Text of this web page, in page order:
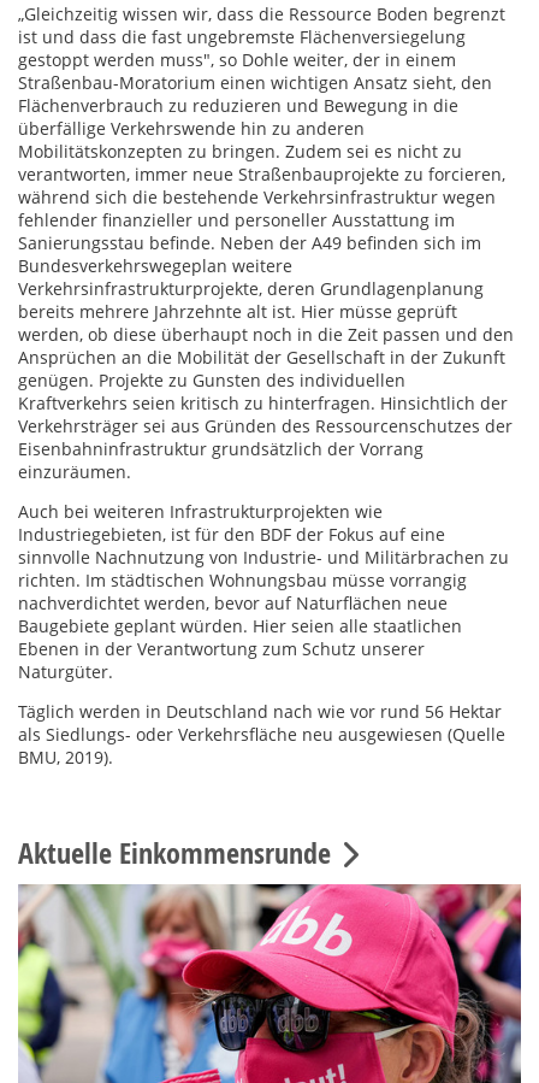
„Gleichzeitig wissen wir, dass die Ressource Boden begrenzt
ist und dass die fast ungebremste Flächenversiegelung
gestoppt werden muss", so Dohle weiter, der in einem
Straßenbau-Moratorium einen wichtigen Ansatz sieht, den
Flächenverbrauch zu reduzieren und Bewegung in die
überfällige Verkehrswende hin zu anderen
Mobilitätskonzepten zu bringen. Zudem sei es nicht zu
verantworten, immer neue Straßenbauprojekte zu forcieren,
während sich die bestehende Verkehrsinfrastruktur wegen
fehlender finanzieller und personeller Ausstattung im
Sanierungsstau befinde. Neben der A49 befinden sich im
Bundesverkehrswegeplan weitere
Verkehrsinfrastrukturprojekte, deren Grundlagenplanung
bereits mehrere Jahrzehnte alt ist. Hier müsse geprüft
werden, ob diese überhaupt noch in die Zeit passen und den
Ansprüchen an die Mobilität der Gesellschaft in der Zukunft
genügen. Projekte zu Gunsten des individuellen
Kraftverkehrs seien kritisch zu hinterfragen. Hinsichtlich der
Verkehrsträger sei aus Gründen des Ressourcenschutzes der
Eisenbahninfrastruktur grundsätzlich der Vorrang
einzuräumen.
Auch bei weiteren Infrastrukturprojekten wie
Industriegebieten, ist für den BDF der Fokus auf eine
sinnvolle Nachnutzung von Industrie- und Militärbrachen zu
richten. Im städtischen Wohnungsbau müsse vorrangig
nachverdichtet werden, bevor auf Naturflächen neue
Baugebiete geplant würden. Hier seien alle staatlichen
Ebenen in der Verantwortung zum Schutz unserer
Naturgüter.
Täglich werden in Deutschland nach wie vor rund 56 Hektar
als Siedlungs- oder Verkehrsfläche neu ausgewiesen (Quelle
BMU, 2019).
Aktuelle Einkommensrunde